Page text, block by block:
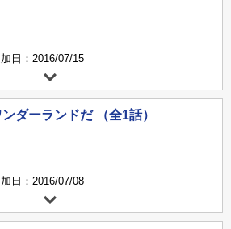
日：2016/07/15
ダーランドだ （全1話）
日：2016/07/08